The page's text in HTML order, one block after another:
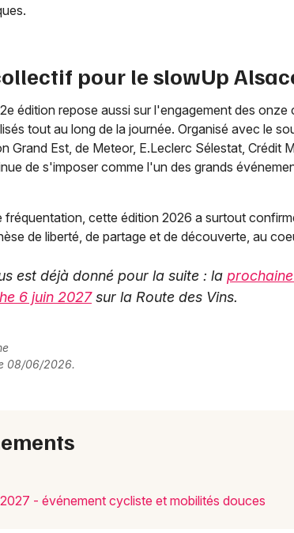
pour le slowUp
édition repose aussi sur l'engagement des onze
tout au long de la journée. Organisé avec le
Grand Est, de Meteor, E.Leclerc Sélestat, Crédit
de s'imposer comme l'un des grands
fréquentation, cette édition 2026 a surtout
de liberté, de partage et de découverte, au
est déjà donné pour la suite : la
6 juin 2027sur la Route des Vins.
08/06/2026.
- événement cycliste et mobilités douces